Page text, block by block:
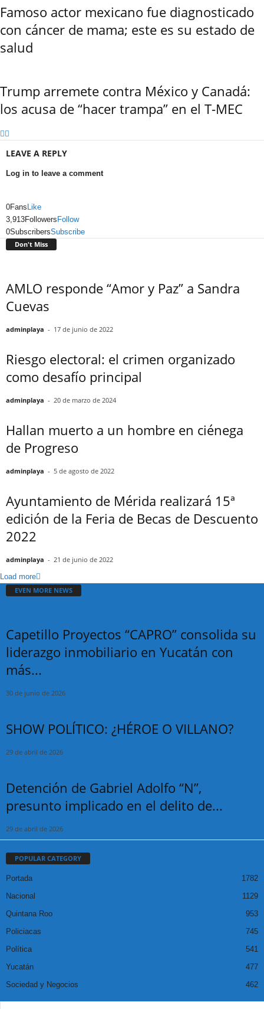
Famoso actor mexicano fue diagnosticado
con cáncer de mama; este es su estado de
salud
Trump arremete contra México y Canadá:
los acusa de “hacer trampa” en el T-MEC
LEAVE A REPLY
Log in to leave a comment
0Fans Like
3,913Followers Follow
0SubscribersSubscribe
Don't Miss
AMLO responde “Amor y Paz” a Sandra
Cuevas
adminplaya - 17 de junio de 2022
Riesgo electoral: el crimen organizado
como desafío principal
adminplaya - 20 de marzo de 2024
Hallan muerto a un hombre en ciénega
de Progreso
adminplaya - 5 de agosto de 2022
Ayuntamiento de Mérida realizará 15ª
edición de la Feria de Becas de Descuento
2022
adminplaya - 21 de junio de 2022
Load more
EVEN MORE NEWS
Capetillo Proyectos “CAPRO” consolida su
liderazgo inmobiliario en Yucatán con
más...
30 de junio de 2026
SHOW POLÍTICO: ¿HÉROE O VILLANO?
29 de abril de 2026
Detención de Gabriel Adolfo “N”,
presunto implicado en el delito de...
29 de abril de 2026
POPULAR CATEGORY
Portada
1782
Nacional
1129
Quintana Roo
953
Policiacas
745
Política
541
Yucatán
477
Sociedad y Negocios
462